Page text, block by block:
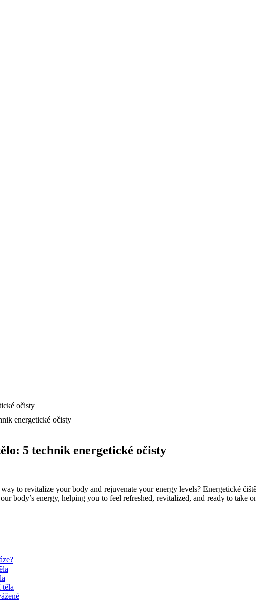
energetické očisty
5 technik energetické očisty
to revitalize your ⁢body and rejuvenate your energy levels? Energetické
body’s ⁣energy, helping you​ to feel refreshed, revitalized, and ready to take
těla